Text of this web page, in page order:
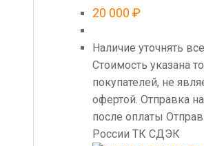
20 000 ₽
Наличие уточнять
Стоимость указана
покупателей, не
офертой. Отправка
после оплаты
России ТК СДЭК